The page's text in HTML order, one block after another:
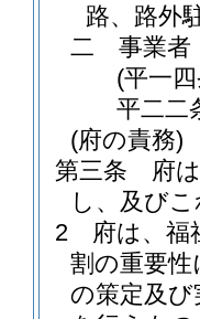
路、路外
二
事業
(平一
平二二
(府の責務)
第三条
府
し、及び
2
府は、
割の重要
の策定及